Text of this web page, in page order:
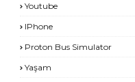
Youtube
IPhone
Proton Bus Simulator
Yaşam